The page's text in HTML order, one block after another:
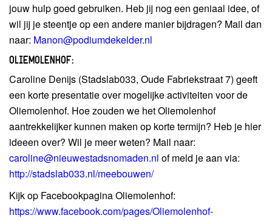
jouw hulp goed gebruiken. Heb jij nog een geniaal idee, of
wil jij je steentje op een andere manier bijdragen? Mail dan
naar: Manon@podiumdekelder.nl
OLIEMOLENHOF:
Caroline Denijs (Stadslab033, Oude Fabriekstraat 7) geeft
een korte presentatie over mogelijke activiteiten voor de
Oliemolenhof. Hoe zouden we het Oliemolenhof
aantrekkelijker kunnen maken op korte termijn? Heb je hier
ideeen over? Wil je meer weten? Mail naar:
caroline@nieuwestadsnomaden.nl of meld je aan via:
http://stadslab033.nl/meebouwen/
Kijk op Facebookpagina Oliemolenhof:
https://www.facebook.com/pages/Oliemolenhof-